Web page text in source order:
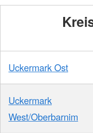
Uckermark Ost
Uckermark
West/Oberbarnim